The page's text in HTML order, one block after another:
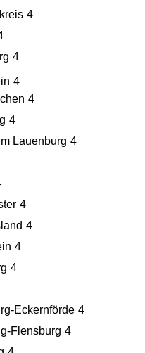
4
4
4
4
4
Lauenburg 4
4
4
4
4
Eckernförde 4
Flensburg 4